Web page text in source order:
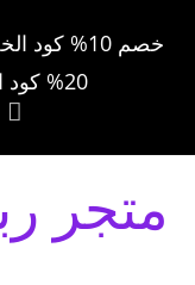
20% كود الخصم : متجر رباب نت 20
متجر